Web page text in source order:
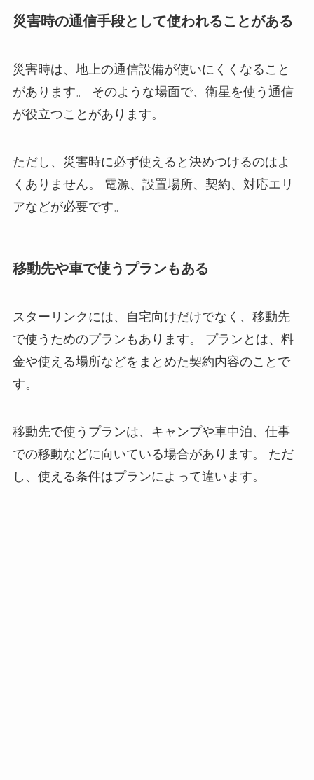
災害時の通信手段として使われることがある
災害時は、地上の通信設備が使いにくくなること
があります。 そのような場面で、衛星を使う通信
が役立つことがあります。
ただし、災害時に必ず使えると決めつけるのはよ
くありません。 電源、設置場所、契約、対応エリ
アなどが必要です。
移動先や車で使うプランもある
スターリンクには、自宅向けだけでなく、移動先
で使うためのプランもあります。 プランとは、料
金や使える場所などをまとめた契約内容のことで
す。
移動先で使うプランは、キャンプや車中泊、仕事
での移動などに向いている場合があります。 ただ
し、使える条件はプランによって違います。